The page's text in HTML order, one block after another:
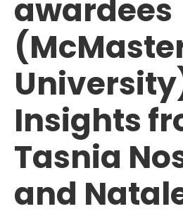
awardees
Insights
Tasnia
and